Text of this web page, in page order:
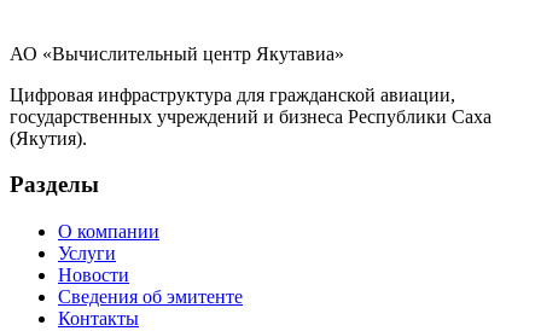
АО «Вычислительный центр Якутавиа»
Цифровая инфраструктура для гражданской авиации,
государственных учреждений и бизнеса Республики Саха
(Якутия).
Разделы
О компании
Услуги
Новости
Сведения об эмитенте
Контакты